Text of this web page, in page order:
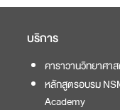
บริการ
คาราวานวิทยาศา
หลักสูตรอบรม
Academy